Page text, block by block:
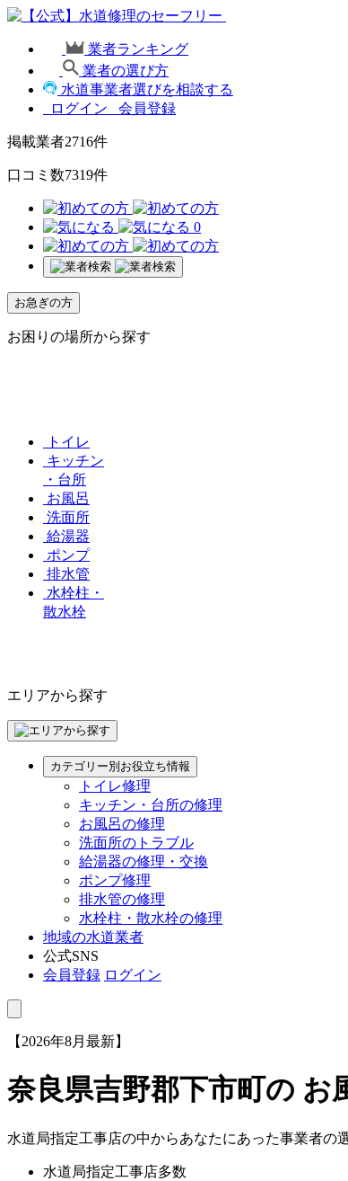
業者ランキング
業者の選び方
水道事業者選びを相談する
ログイン
会員登録
掲載業者2716件
口コミ数7319件
0
お急ぎの方
お困りの場所から探す
トイレ
キッチン
・台所
お風呂
洗面所
給湯器
ポンプ
排水管
水栓柱・
散水栓
エリアから探す
カテゴリー別お役立ち情報
トイレ修理
キッチン・台所の修理
お風呂の修理
洗面所のトラブル
給湯器の修理・交換
ポンプ修理
排水管の修理
水栓柱・散水栓の修理
地域の水道業者
公式SNS
会員登録 ログイン
【2026年8月最新】
奈良県吉野郡下市町の お
水道局指定工事店の中からあなたにあった事業者の
水道局指定工事店多数